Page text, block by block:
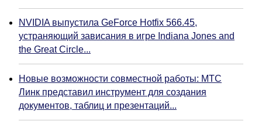
NVIDIA выпустила GeForce Hotfix 566.45,
устраняющий зависания в игре Indiana Jones and
the Great Circle...
Новые возможности совместной работы: МТС
Линк представил инструмент для создания
документов, таблиц и презентаций...